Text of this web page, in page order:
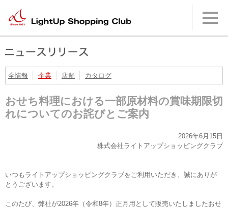
メ
ン
ュ
へ
全情報 企業 店舗 カタログ
おせち料理における一部原材料の賞味期限切
れについてのお詫びとご案内
2026年6月15日
株式会社ライトアップショッピングクラブ
いつもライトアップショッピングクラブをご利用いただき、誠にありが
とうございます。
このたび、弊社が2026年（令和8年）正月用として販売いたしましたおせ